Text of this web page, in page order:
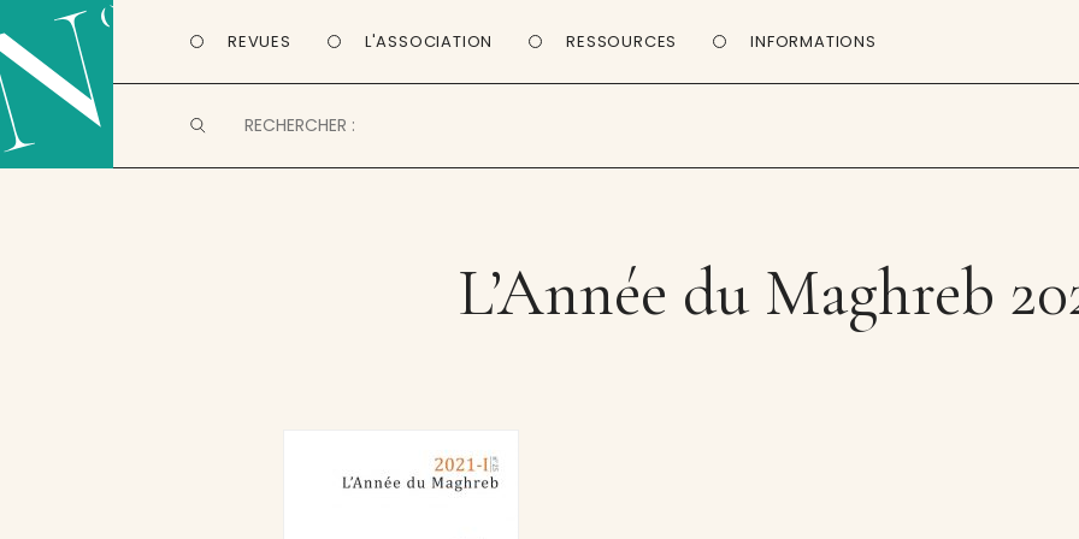
REVUES L'ASSOCIATION RESSOURCES INFORMATIONS
L’Année du Maghreb